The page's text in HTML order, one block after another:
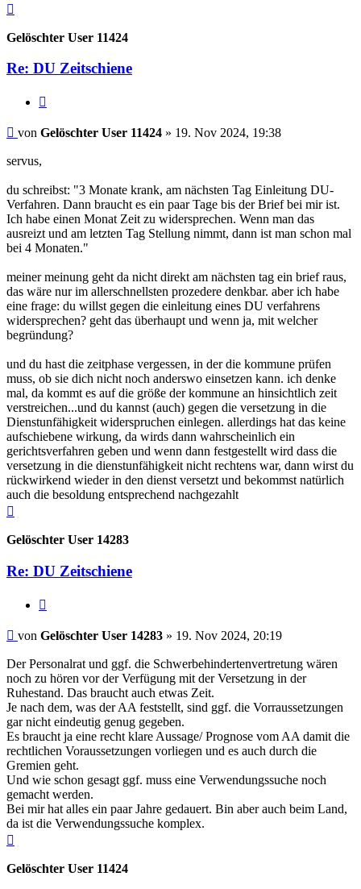
Gelöschter User 11424
Re: DU Zeitschiene
Beitrag
von Gelöschter User 11424 » 19. Nov 2024, 19:38
servus,
du schreibst: "3 Monate krank, am nächsten Tag Einleitung DU-
Verfahren. Dann braucht es ein paar Tage bis der Brief bei mir ist.
Ich habe einen Monat Zeit zu widersprechen. Wenn man das
ausreizt und am letzten Tag Stellung nimmt, dann ist man schon mal
bei 4 Monaten."
meiner meinung geht da nicht direkt am nächsten tag ein brief raus,
das wäre nur im allerschnellsten prozedere denkbar. aber ich habe
eine frage: du willst gegen die einleitung eines DU verfahrens
widersprechen? geht das überhaupt und wenn ja, mit welcher
begründung?
und du hast die zeitphase vergessen, in der die kommune prüfen
muss, ob sie dich nicht noch anderswo einsetzen kann. ich denke
mal, da kommt es auf die größe der kommune an hinsichtlich zeit
verstreichen...und du kannst (auch) gegen die versetzung in die
Dienstunfähigkeit widerspruchen einlegen. allerdings hat das keine
aufschiebene wirkung, da wirds dann wahrscheinlich ein
gerichtsverfahren geben und wenn dann festgestellt wird dass die
versetzung in die dienstunfähigkeit nicht rechtens war, dann wirst du
rückwirkend wieder in den dienst versetzt und bekommst natürlich
auch die besoldung entsprechend nachgezahlt
Gelöschter User 14283
Re: DU Zeitschiene
Beitrag
von Gelöschter User 14283 » 19. Nov 2024, 20:19
Der Personalrat und ggf. die Schwerbehindertenvertretung wären
noch zu hören vor der Verfügung mit der Versetzung in der
Ruhestand. Das braucht auch etwas Zeit.
Je nach dem, was der AA feststellt, sind ggf. die Vorraussetzungen
gar nicht eindeutig genug gegeben.
Es braucht ja eine recht klare Aussage/ Prognose vom AA damit die
rechtlichen Voraussetzungen vorliegen und es auch durch die
Gremien geht.
Und wie schon gesagt ggf. muss eine Verwendungssuche noch
gemacht werden.
Bei mir hat alles ein paar Jahre gedauert. Bin aber auch beim Land,
da ist die Verwendungssuche komplex.
Gelöschter User 11424